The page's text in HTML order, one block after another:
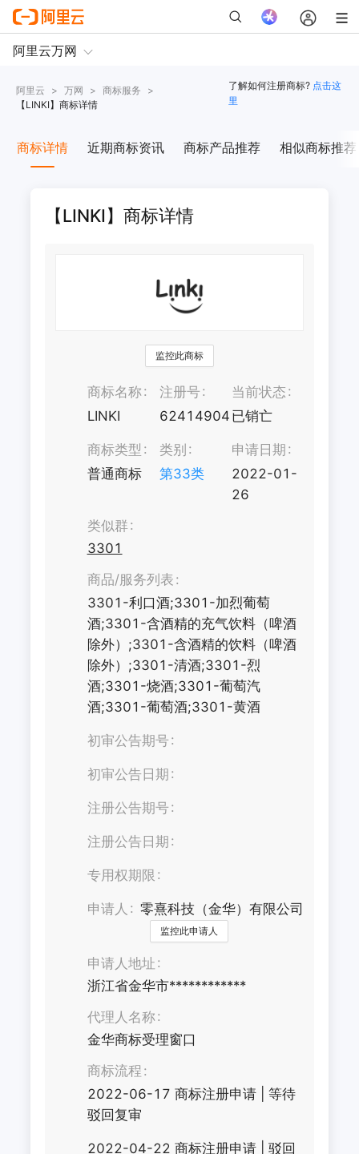
阿里云 > 万网 > 商标服务
>
【LINKI】商标详情
了解如何注册商标? 点击这
里
商标详情 近期商标资讯 商标产品推荐 相似商标推荐
【LINKI】商标详情
监控此商标
商标名称
LINKI
注册号
62414904
当前状态
已销亡
商标类型
普通商标
类别
第33类
申请日期
2022-01-
26
类似群
3301
商品/服务列表
3301-利口酒;3301-加烈葡萄
酒;3301-含酒精的充气饮料（啤酒
除外）;3301-含酒精的饮料（啤酒
除外）;3301-清酒;3301-烈
酒;3301-烧酒;3301-葡萄汽
酒;3301-葡萄酒;3301-黄酒
初审公告期号
初审公告日期
注册公告期号
注册公告日期
专用权期限
申请人 零熹科技（金华）有限公司
监控此申请人
申请人地址
浙江省金华市************
代理人名称
金华商标受理窗口
商标流程
2022-06-17 商标注册申请| 等待
驳回复审
2022-04-22 商标注册申请| 驳回